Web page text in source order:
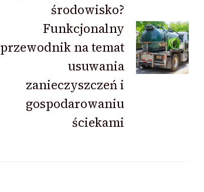
środowisko?
Funkcjonalny
przewodnik na temat
usuwania
zanieczyszczeń i
gospodarowaniu
ściekami